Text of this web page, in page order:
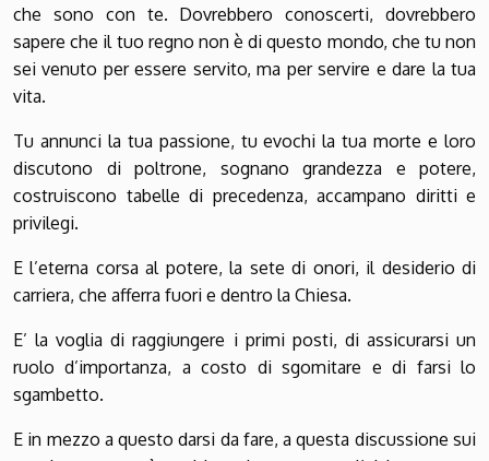
che sono con te. Dovrebbero conoscerti, dovrebbero
sapere che il tuo regno non è di questo mondo, che tu non
sei venuto per essere servito, ma per servire e dare la tua
vita.
Tu annunci la tua passione, tu evochi la tua morte e loro
discutono di poltrone, sognano grandezza e potere,
costruiscono tabelle di precedenza, accampano diritti e
privilegi.
E l’eterna corsa al potere, la sete di onori, il desiderio di
carriera, che afferra fuori e dentro la Chiesa.
E’ la voglia di raggiungere i primi posti, di assicurarsi un
ruolo d’importanza, a costo di sgomitare e di farsi lo
sgambetto.
E in mezzo a questo darsi da fare, a questa discussione sui